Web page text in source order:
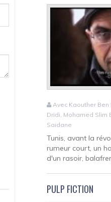
Avec Kaouther Ben
Dridi, Mohamed Slim
Saidane
Tunis, avant la
rumeur court, un
d'un rasoir,
PULP FICTION